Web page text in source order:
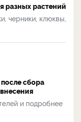
разных растений
черники, клюквы,
сбора
и подробнее